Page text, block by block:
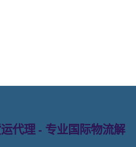
代理 - 专业国际物流解